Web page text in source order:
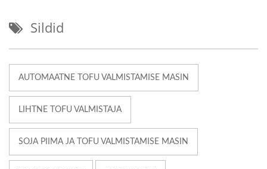
Sildid
AUTOMAATNE TOFU VALMISTAMISE MASIN
LIHTNE TOFU VALMISTAJA
SOJA PIIMA JA TOFU VALMISTAMISE MASIN